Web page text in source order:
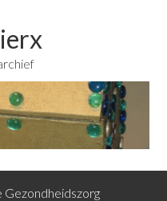
Gezondheidszorg